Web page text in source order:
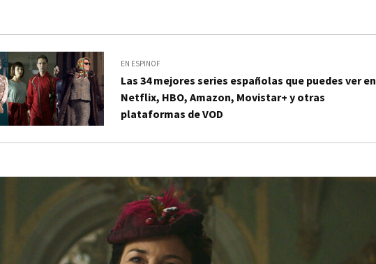
EN ESPINOF
Las 34 mejores series españolas que puedes ver en
Netflix, HBO, Amazon, Movistar+ y otras
plataformas de VOD